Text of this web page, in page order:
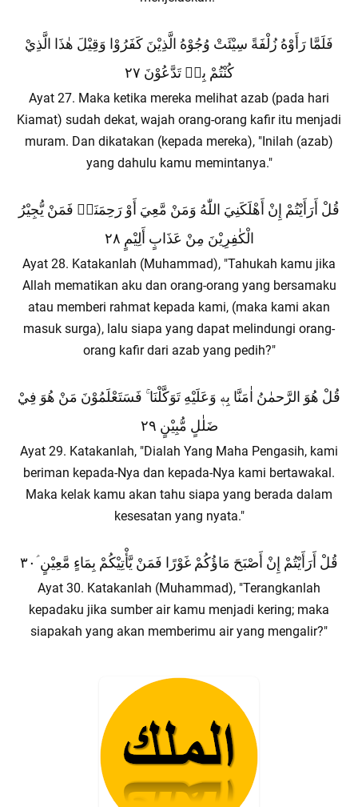
فَلَمَّا رَأَوْهُ زُلْفَةً سِيْئَتْ وُجُوْهُ الَّذِيْنَ كَفَرُوْا وَقِيْلَ هٰذَا الَّذِيْ
كُنْتُمْ بِهٖ تَدَّعُوْنَ ٢٧
Ayat 27. Maka ketika mereka melihat azab (pada hari
Kiamat) sudah dekat, wajah orang-orang kafir itu menjadi
muram. Dan dikatakan (kepada mereka), "Inilah (azab)
yang dahulu kamu memintanya."
قُلْ أَرَأَيْتُمْ إِنْ أَهْلَكَنِيَ اللّٰهُ وَمَنْ مَّعِيَ أَوْ رَحِمَنَاۙ فَمَنْ يُّجِيْرُ
الْكٰفِرِيْنَ مِنْ عَذَابٍ أَلِيْمٍ ٢٨
Ayat 28. Katakanlah (Muhammad), "Tahukah kamu jika
Allah mematikan aku dan orang-orang yang bersamaku
atau memberi rahmat kepada kami, (maka kami akan
masuk surga), lalu siapa yang dapat melindungi orang-
orang kafir dari azab yang pedih?"
قُلْ هُوَ الرَّحمٰنُ اٰمَنَّا بِهٖ وَعَلَيْهِ تَوَكَّلْنَا ۚ فَسَتَعْلَمُوْنَ مَنْ هُوَ فِيْ
ضَلٰلٍ مُّبِيْنٍ ٢٩
Ayat 29. Katakanlah, "Dialah Yang Maha Pengasih, kami
beriman kepada-Nya dan kepada-Nya kami bertawakal.
Maka kelak kamu akan tahu siapa yang berada dalam
kesesatan yang nyata."
قُلْ أَرَأَيْتُمْ إِنْ أَصْبَحَ مَاؤُكُمْ غَوْرًا فَمَنْ يَّأْتِيْكُمْ بِمَاءٍ مَّعِيْنٍ ؑ٣٠
Ayat 30. Katakanlah (Muhammad), "Terangkanlah
kepadaku jika sumber air kamu menjadi kering; maka
siapakah yang akan memberimu air yang mengalir?"